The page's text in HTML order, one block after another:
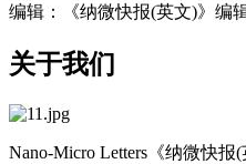
编辑：《纳微快报(英文)》编
关于我们
Nano-Micro Letters《纳微快报